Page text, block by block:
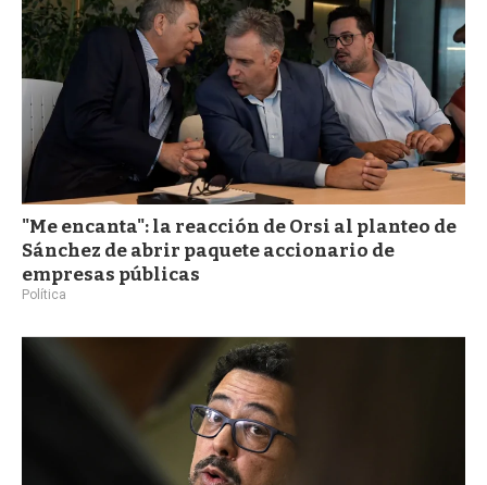
"Me encanta": la reacción de Orsi al planteo de
Sánchez de abrir paquete accionario de
empresas públicas
Política